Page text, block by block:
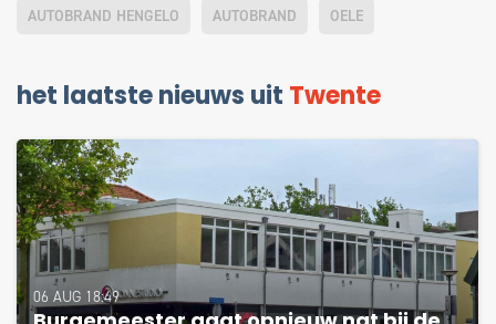
AUTOBRAND HENGELO AUTOBRAND OELE
het laatste nieuws uit Twente
06 AUG 18:49